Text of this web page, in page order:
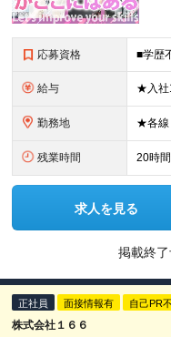
応募資格
給与
勤務地
残業時間 20時
求人を見る
掲載終了
正社員 面接情報有 自己PR
株式会社１６６